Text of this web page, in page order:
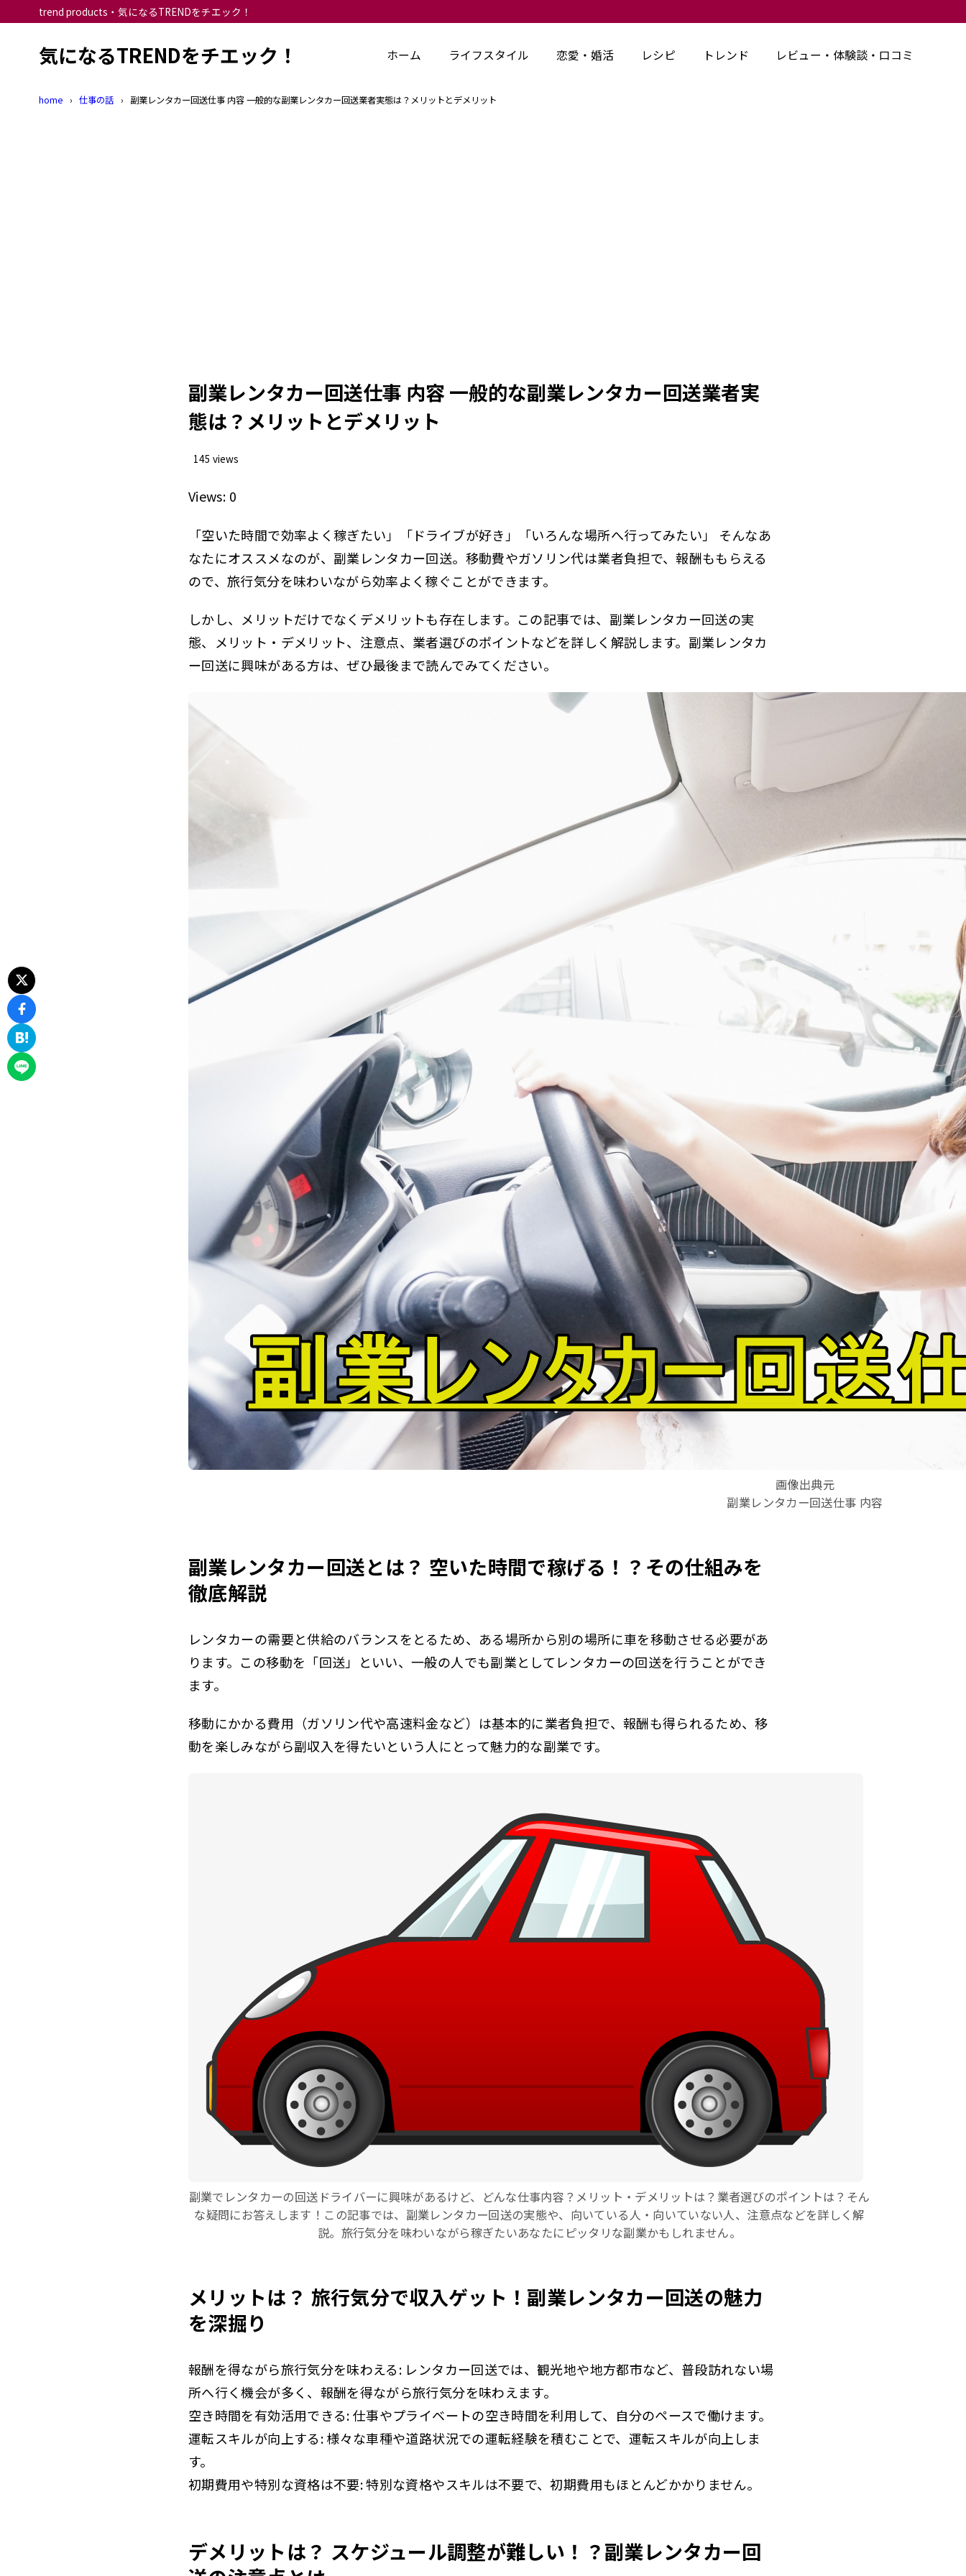
trend products・気になるTRENDをチエック！
気になるTRENDをチエック！ ホーム ライフスタイル 恋愛・婚活 レシピ トレンド レビュー・体験談・口コミ
home 仕事の話 副業レンタカー回送仕事 内容 一般的な副業レンタカー回送業者実態は？メリットとデメリット
副業レンタカー回送仕事 内容 一般的な副業レンタカー回送業者実
態は？メリットとデメリット
145 views
Views: 0
「空いた時間で効率よく稼ぎたい」「ドライブが好き」「いろんな場所へ行ってみたい」 そんなあ
なたにオススメなのが、副業レンタカー回送。移動費やガソリン代は業者負担で、報酬ももらえる
ので、旅行気分を味わいながら効率よく稼ぐことができます。
しかし、メリットだけでなくデメリットも存在します。この記事では、副業レンタカー回送の実
態、メリット・デメリット、注意点、業者選びのポイントなどを詳しく解説します。副業レンタカ
ー回送に興味がある方は、ぜひ最後まで読んでみてください。
画像出典元
副業レンタカー回送仕事 内容
副業レンタカー回送とは？ 空いた時間で稼げる！？その仕組みを
徹底解説
レンタカーの需要と供給のバランスをとるため、ある場所から別の場所に車を移動させる必要があ
ります。この移動を「回送」といい、一般の人でも副業としてレンタカーの回送を行うことができ
ます。
移動にかかる費用（ガソリン代や高速料金など）は基本的に業者負担で、報酬も得られるため、移
動を楽しみながら副収入を得たいという人にとって魅力的な副業です。
副業でレンタカーの回送ドライバーに興味があるけど、どんな仕事内容？メリット・デメリットは？業者選びのポイントは？そん
な疑問にお答えします！この記事では、副業レンタカー回送の実態や、向いている人・向いていない人、注意点などを詳しく解
説。旅行気分を味わいながら稼ぎたいあなたにピッタリな副業かもしれません。
メリットは？ 旅行気分で収入ゲット！副業レンタカー回送の魅力
を深掘り
報酬を得ながら旅行気分を味わえる: レンタカー回送では、観光地や地方都市など、普段訪れない場
所へ行く機会が多く、報酬を得ながら旅行気分を味わえます。
空き時間を有効活用できる: 仕事やプライベートの空き時間を利用して、自分のペースで働けます。
運転スキルが向上する: 様々な車種や道路状況での運転経験を積むことで、運転スキルが向上しま
す。
初期費用や特別な資格は不要: 特別な資格やスキルは不要で、初期費用もほとんどかかりません。
デメリットは？ スケジュール調整が難しい！？副業レンタカー回